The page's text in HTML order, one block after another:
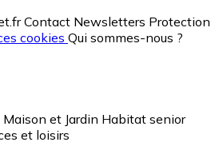
Contact Newsletters Protection
cookies Qui sommes-nous ?
Maison et Jardin Habitat senior
et loisirs